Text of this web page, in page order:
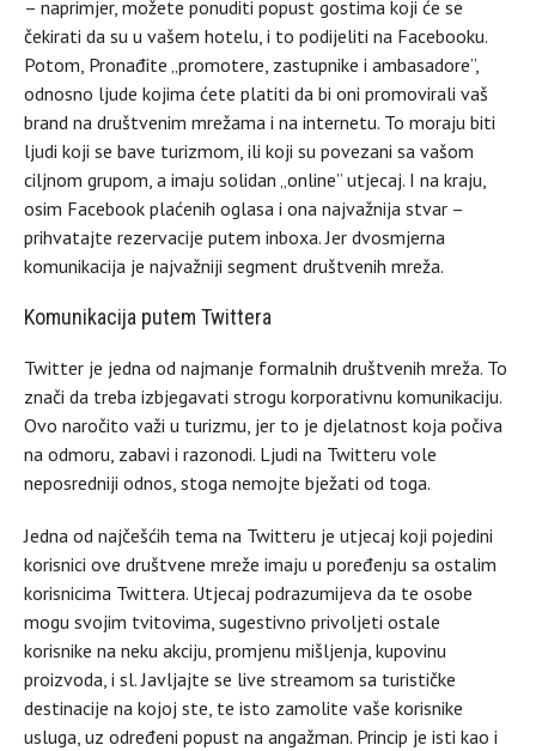
– naprimjer, možete ponuditi popust gostima koji će se
čekirati da su u vašem hotelu, i to podijeliti na Facebooku.
Potom, Pronađite „promotere, zastupnike i ambasadore”,
odnosno ljude kojima ćete platiti da bi oni promovirali vaš
brand na društvenim mrežama i na internetu. To moraju biti
ljudi koji se bave turizmom, ili koji su povezani sa vašom
ciljnom grupom, a imaju solidan „online” utjecaj. I na kraju,
osim Facebook plaćenih oglasa i ona najvažnija stvar –
prihvatajte rezervacije putem inboxa. Jer dvosmjerna
komunikacija je najvažniji segment društvenih mreža.
Komunikacija putem Twittera
Twitter je jedna od najmanje formalnih društvenih mreža. To
znači da treba izbjegavati strogu korporativnu komunikaciju.
Ovo naročito važi u turizmu, jer to je djelatnost koja počiva
na odmoru, zabavi i razonodi. Ljudi na Twitteru vole
neposredniji odnos, stoga nemojte bježati od toga.
Jedna od najčešćih tema na Twitteru je utjecaj koji pojedini
korisnici ove društvene mreže imaju u poređenju sa ostalim
korisnicima Twittera. Utjecaj podrazumijeva da te osobe
mogu svojim tvitovima, sugestivno privoljeti ostale
korisnike na neku akciju, promjenu mišljenja, kupovinu
proizvoda, i sl. Javljajte se live streamom sa turističke
destinacije na kojoj ste, te isto zamolite vaše korisnike
usluga, uz određeni popust na angažman. Princip je isti kao i